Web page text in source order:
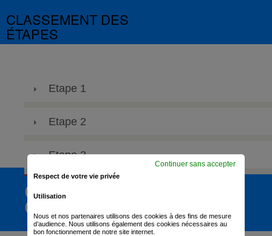
CLASSEMENT DES
ÉTAPES
Etape 1
Etape 2
Etape 3
CLASSEMENT
GÉNÉRAL
Respect de votre vie privée
Utilisation
Nous et nos partenaires utilisons des cookies à des fins de mesure
d’audience. Nous utilisons également des cookies nécessaires au
bon fonctionnement de notre site internet.
Continuer sans accepter